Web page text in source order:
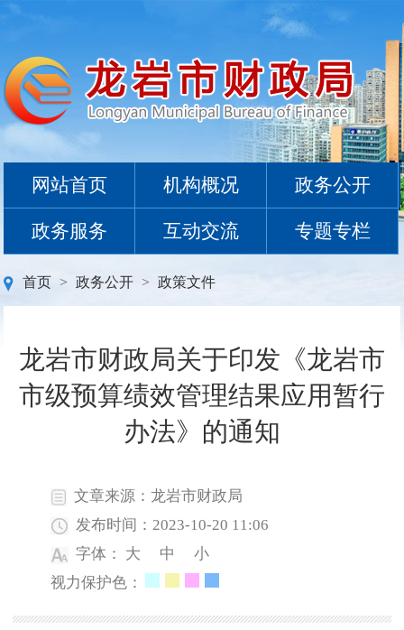
网站首页 机构概况 政务公开
政务服务 互动交流 专题专栏
首页 > 政务公开 > 政策文件
龙岩市财政局关于印发《龙岩市
市级预算绩效管理结果应用暂行
办法》的通知
文章来源：龙岩市财政局
发布时间：2023-10-20 11:06
字体： 大 中
小
视力保护色：